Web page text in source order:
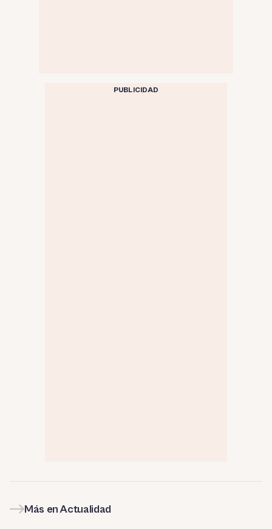
PUBLICIDAD
Más en Actualidad